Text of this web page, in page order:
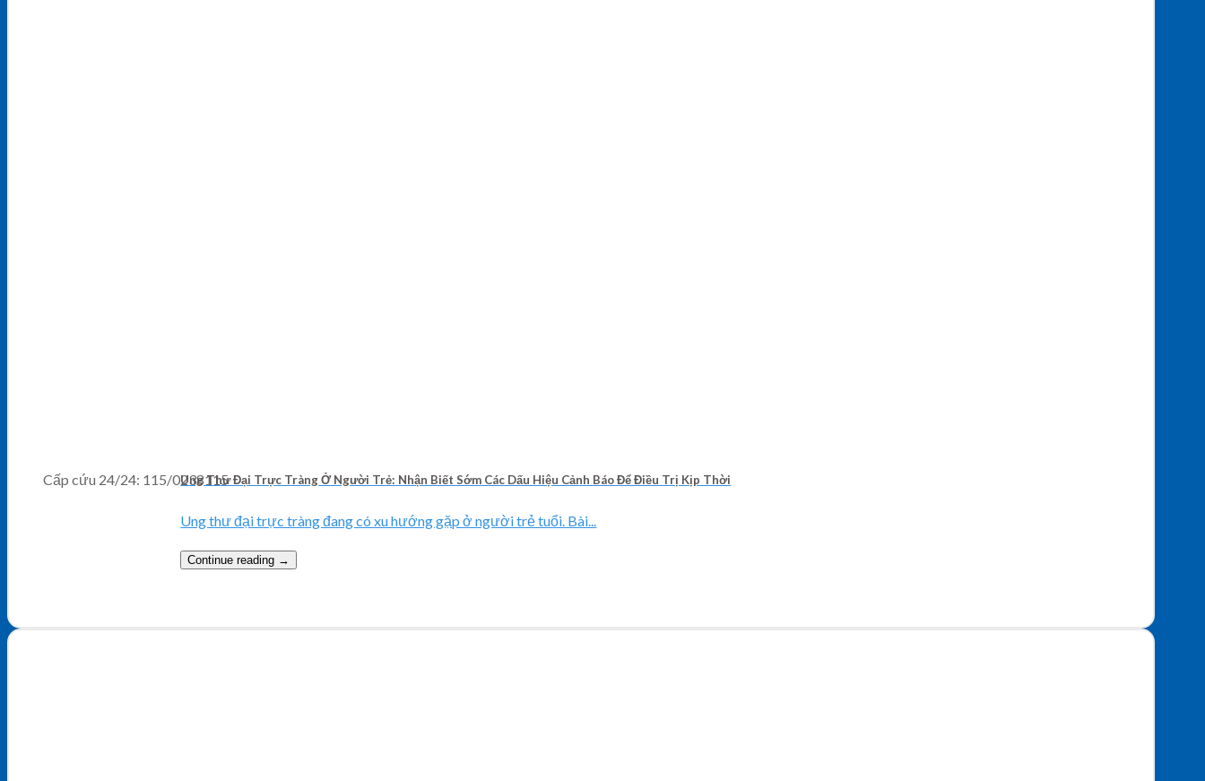
Cấp cứu 24/24: 115/0238115
Ung Thư Đại Trực Tràng Ở Người Trẻ: Nhận Biết Sớm Các Dấu Hiệu Cảnh Báo Để Điều Trị Kịp Thời
Ung thư đại trực tràng đang có xu hướng gặp ở người trẻ tuổi. Bài...
Continue reading →